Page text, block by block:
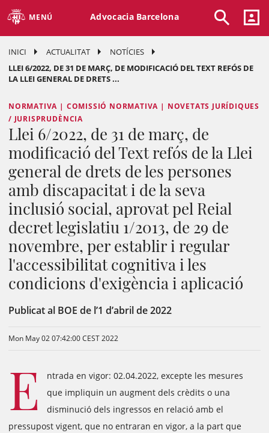
MENÚ Advocacia Barcelona
INICI ACTUALITAT
NOTÍCIES
LLEI 6/2022, DE 31 DE MARÇ, DE MODIFICACIÓ DEL TEXT REFÓS DE
LA LLEI GENERAL DE DRETS ...
NORMATIVA | COMISSIÓ NORMATIVA | NOVETATS JURÍDIQUES
/ JURISPRUDÈNCIA
Llei 6/2022, de 31 de març, de
modificació del Text refós de la Llei
general de drets de les persones
amb discapacitat i de la seva
inclusió social, aprovat pel Reial
decret legislatiu 1/2013, de 29 de
novembre, per establir i regular
l'accessibilitat cognitiva i les
condicions d'exigència i aplicació
Publicat al BOE de l’1 d’abril de 2022
Mon May 02 07:42:00 CEST 2022
E
ntrada en vigor: 02.04.2022, excepte les mesures
que impliquin un augment dels crèdits o una
disminució dels ingressos en relació amb el
pressupost vigent, que no entraran en vigor, a la part que